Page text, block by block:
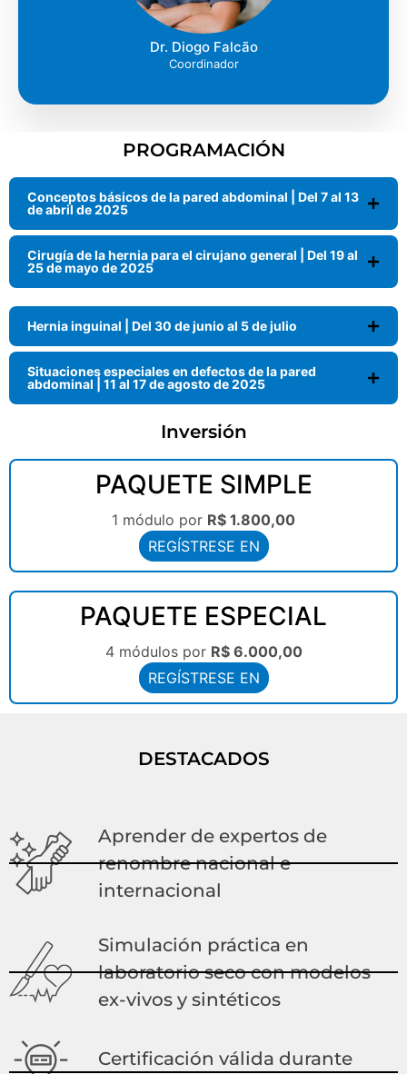
Dr. Diogo Falcão
Coordinador
PROGRAMACIÓN
Conceptos básicos de la pared abdominal | Del 7 al 13
de abril de 2025
Cirugía de la hernia para el cirujano general | Del 19 al
25 de mayo de 2025
Hernia inguinal | Del 30 de junio al 5 de julio
Situaciones especiales en defectos de la pared
abdominal | 11 al 17 de agosto de 2025
Inversión
PAQUETE SIMPLE
1 módulo por R$ 1.800,00
REGÍSTRESE EN
PAQUETE ESPECIAL
4 módulos por R$ 6.000,00
REGÍSTRESE EN
DESTACADOS
Aprender de expertos de
renombre nacional e
internacional
Simulación práctica en
laboratorio seco con modelos
ex-vivos y sintéticos
Certificación válida durante